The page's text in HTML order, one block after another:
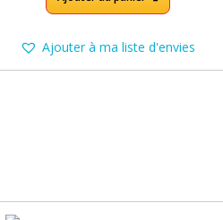
Ajouter à ma liste d'envies